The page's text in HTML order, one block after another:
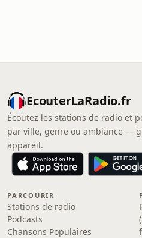
EcouterLaRadio.fr
Écoutez les stations de radio et
par ville, genre ou ambiance —
appareil.
PARCOURIR
Stations de radio
Podcasts
Chansons Populaires